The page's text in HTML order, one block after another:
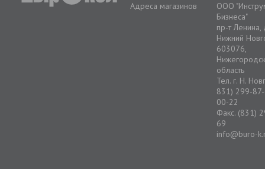
Адреса магазинов
ООО
Бизнеса"
пр-т
Нижний
603076,
область
Тел. г. Н.
831) 299-
00-22
Факс. (831)
69
info@buro-